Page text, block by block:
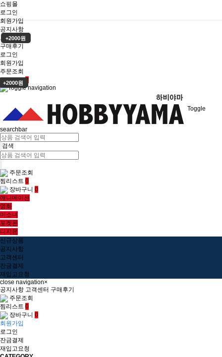
쇼핑몰
로그인
회원가입
+2000원
공지사항
고객센터
구매후기
로그인
회원가입
+2000원
주문조회
장바구니 0
Toggle
searchbar
검색
주문조회
찜리스트 0
장바구니 0
애니메이션
영화
미소녀
포켓몬
디지몬
신규상품
공지사항
고객센터
잔금결제
재입고요청
close navigation×
공지사항 고객센터 구매후기
주문조회
찜리스트 0
장바구니 0
회원가입
로그인
잔금결제
재입고요청